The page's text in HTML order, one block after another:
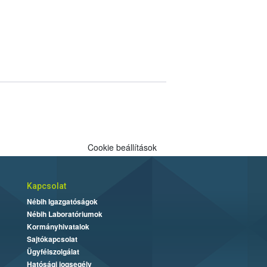
Cookie beállítások
Kapcsolat
Nébih Igazgatóságok
Nébih Laboratóriumok
Kormányhivatalok
Sajtókapcsolat
Ügyfélszolgálat
Hatósági jogsegély